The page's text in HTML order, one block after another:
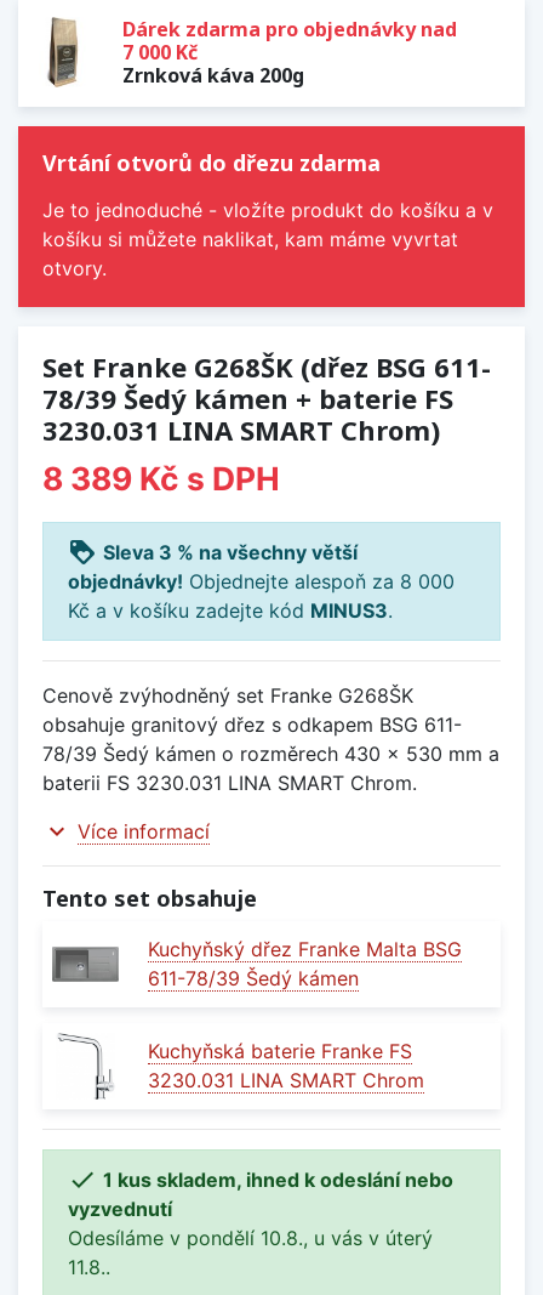
Dárek zdarma pro objednávky nad
7 000 Kč
Zrnková káva 200g
Vrtání otvorů do dřezu zdarma
Je to jednoduché - vložíte produkt do košíku a v
košíku si můžete naklikat, kam máme vyvrtat
otvory.
Set Franke G268ŠK (dřez BSG 611-
78/39 Šedý kámen + baterie FS
3230.031 LINA SMART Chrom)
8 389 Kč s DPH
loyalty Sleva 3 % na všechny větší
objednávky! Objednejte alespoň za 8 000
Kč a v košíku zadejte kód MINUS3.
Cenově zvýhodněný set Franke G268ŠK
obsahuje granitový dřez s odkapem BSG 611-
78/39 Šedý kámen o rozměrech 430 x 530 mm a
baterii FS 3230.031 LINA SMART Chrom.
expand_more Více informací
Tento set obsahuje
Kuchyňský dřez Franke Malta BSG
611-78/39 Šedý kámen
Kuchyňská baterie Franke FS
3230.031 LINA SMART Chrom
 1 kus skladem, ihned k odeslání nebo
vyzvednutí
Odesíláme v pondělí 10.8., u vás v úterý
11.8..